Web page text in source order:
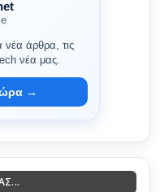
νέα άρθρα, τις
νέα μας.
→